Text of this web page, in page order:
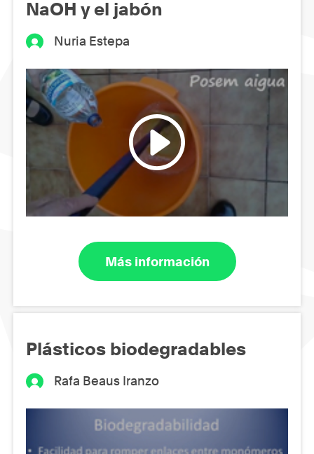
NaOH y el jabón
Nuria Estepa
Más información
Plásticos biodegradables
Rafa Beaus Iranzo